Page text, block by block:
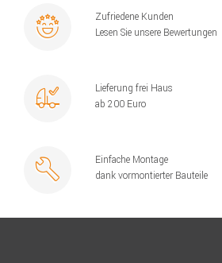
Zufriedene Kunden
Lesen Sie unsere Bewertungen
Lieferung frei Haus
ab 200 Euro
Einfache Montage
dank vormontierter Bauteile